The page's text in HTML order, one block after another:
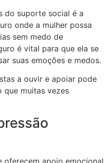
do suporte social é a
onde a mulher possa
sem medo de
é vital para que ela se
suas emoções e medos.
a ouvir e apoiar pode
que muitas vezes